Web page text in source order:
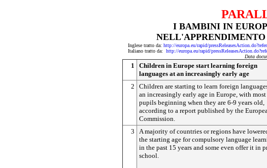
I BAMBINI IN
Inglese tratto da: http://europa.eu/rapid/
Italiano tratto da: http://europa.eu/rapid/
Data
1
Children in Europe start learning foreign
languages at an increasingly early age
2
Children are starting to learn foreign
an increasingly early age in Europe, with most
pupils beginning when they are 6-9 years old,
according to a report published by the
Commission.
3
A majority of countries or regions have
the starting age for compulsory language
in the past 15 years and some even offer it in
school.